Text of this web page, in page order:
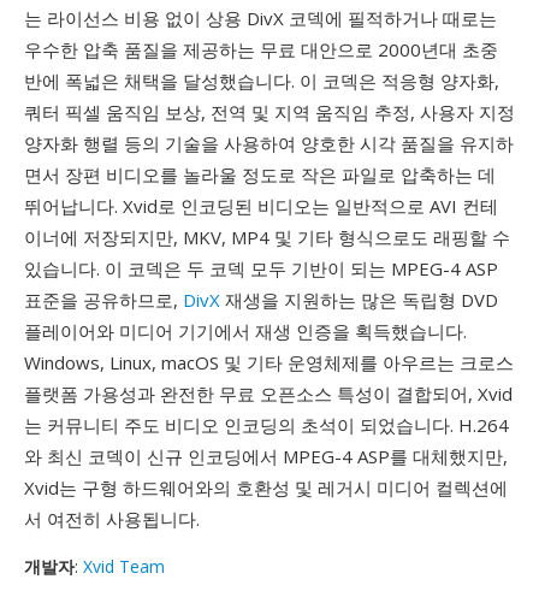
는 라이선스 비용 없이 상용 DivX 코덱에 필적하거나 때로는
우수한 압축 품질을 제공하는 무료 대안으로 2000년대 초중
반에 폭넓은 채택을 달성했습니다. 이 코덱은 적응형 양자화,
쿼터 픽셀 움직임 보상, 전역 및 지역 움직임 추정, 사용자 지정
양자화 행렬 등의 기술을 사용하여 양호한 시각 품질을 유지하
면서 장편 비디오를 놀라울 정도로 작은 파일로 압축하는 데
뛰어납니다. Xvid로 인코딩된 비디오는 일반적으로 AVI 컨테
이너에 저장되지만, MKV, MP4 및 기타 형식으로도 래핑할 수
있습니다. 이 코덱은 두 코덱 모두 기반이 되는 MPEG-4 ASP
표준을 공유하므로, DivX 재생을 지원하는 많은 독립형 DVD
플레이어와 미디어 기기에서 재생 인증을 획득했습니다.
Windows, Linux, macOS 및 기타 운영체제를 아우르는 크로스
플랫폼 가용성과 완전한 무료 오픈소스 특성이 결합되어, Xvid
는 커뮤니티 주도 비디오 인코딩의 초석이 되었습니다. H.264
와 최신 코덱이 신규 인코딩에서 MPEG-4 ASP를 대체했지만,
Xvid는 구형 하드웨어와의 호환성 및 레거시 미디어 컬렉션에
서 여전히 사용됩니다.
개발자: Xvid Team